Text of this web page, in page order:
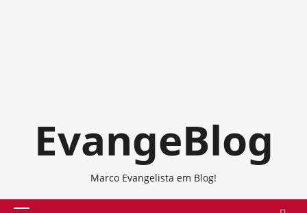
EvangeBlog
Marco Evangelista em Blog!